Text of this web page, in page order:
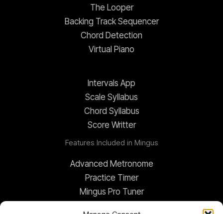
The Looper
Backing Track Sequencer
Chord Detection
Virtual Piano
Intervals App
Scale Syllabus
Chord Syllabus
Score Writter
Features Included in Mingus
Advanced Metronome
Practice Timer
Mingus Pro Tuner